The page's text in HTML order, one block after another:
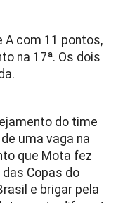
A com 11 pontos,
na 17ª. Os dois
do time
uma vaga na
que Mota fez
Copas do
e brigar pela